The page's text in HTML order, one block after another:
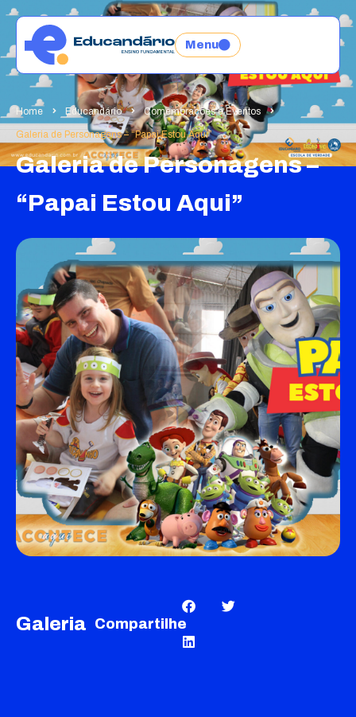
Menu
Home Educandário Comemorações e Eventos
Galeria de Personagens – “Papai Estou Aqui”
Galeria de Personagens –
“Papai Estou Aqui”
Galeria Compartilhe